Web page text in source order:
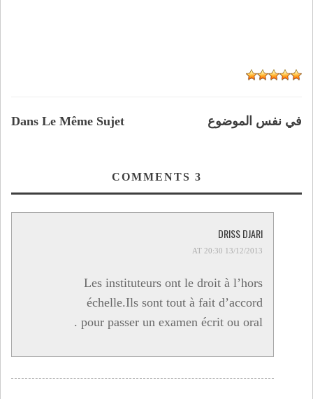
Dans Le Même Sujet في نفس الموضوع
3
DRISS DJARI
13/12/2013 AT 20:30
Les instituteurs ont le droit à l’hors
échelle.Ils sont tout à fait d’accord
pour passer un examen écrit ou oral .